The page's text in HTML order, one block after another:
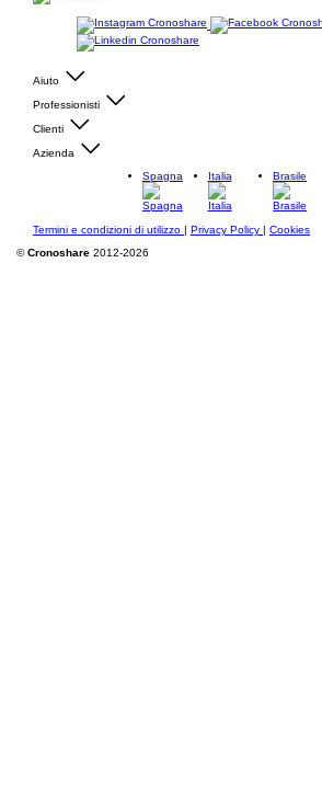
Aiuto
Professionisti
Clienti
Azienda
Spagna
Italia Brasile
Termini e condizioni di utilizzo | Privacy Policy | Cookies
©Cronoshare 2012-2026